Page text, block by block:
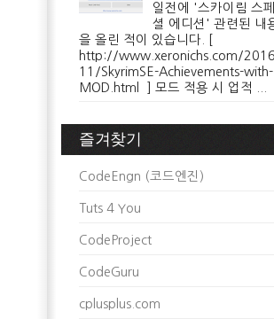
일전에 '스카이림 스페
셜 에디션' 관련된 내
을 올린 적이 있습니다. [
http://www.xeronichs.com/
11/SkyrimSE-Achievements-with-
MOD.html ] 모드 적용 시 업적 ...
즐겨찾기
CodeEngn (코드엔진)
Tuts 4 You
CodeProject
CodeGuru
cplusplus.com